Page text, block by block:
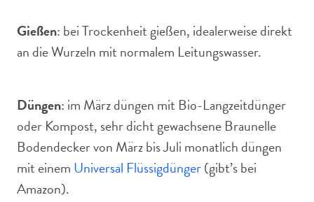
Gießen: bei Trockenheit gießen, idealerweise direkt
an die Wurzeln mit normalem Leitungswasser.
Düngen: im März düngen mit Bio-Langzeitdünger
oder Kompost, sehr dicht gewachsene Braunelle
Bodendecker von März bis Juli monatlich düngen
mit einem Universal Flüssigdünger(gibt’s bei
Amazon).